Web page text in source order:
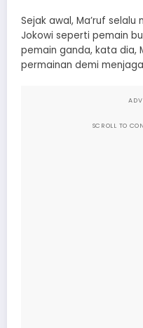
Sejak awal, Ma’ruf
Jokowi seperti pemain
pemain ganda, kata dia,
permainan demi
SCROLL TO